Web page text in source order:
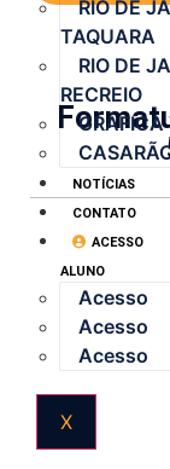
RIO DE
TAQUARA
RIO DE
RECREIO
GRÁFICA
NOTÍCIAS
CONTATO
ACESSO
ALUNO
Acesso
Acesso
Acesso
X